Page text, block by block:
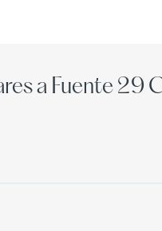
a Fuente 29